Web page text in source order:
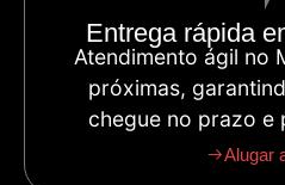
Entrega rápida
Atendimento ágil no
próximas,
chegue no prazo e
Alugar